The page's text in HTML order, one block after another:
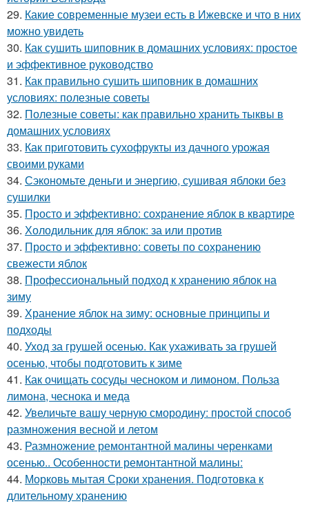
29. Какие современные музеи есть в Ижевске и что в них
можно увидеть
30. Как сушить шиповник в домашних условиях: простое
и эффективное руководство
31. Как правильно сушить шиповник в домашних
условиях: полезные советы
32. Полезные советы: как правильно хранить тыквы в
домашних условиях
33. Как приготовить сухофрукты из дачного урожая
своими руками
34. Сэкономьте деньги и энергию, сушивая яблоки без
сушилки
35. Просто и эффективно: сохранение яблок в квартире
36. Холодильник для яблок: за или против
37. Просто и эффективно: советы по сохранению
свежести яблок
38. Профессиональный подход к хранению яблок на
зиму
39. Хранение яблок на зиму: основные принципы и
подходы
40. Уход за грушей осенью. Как ухаживать за грушей
осенью, чтобы подготовить к зиме
41. Как очищать сосуды чесноком и лимоном. Польза
лимона, чеснока и меда
42. Увеличьте вашу черную смородину: простой способ
размножения весной и летом
43. Размножение ремонтантной малины черенками
осенью.. Особенности ремонтантной малины:
44. Морковь мытая Сроки хранения. Подготовка к
длительному хранению